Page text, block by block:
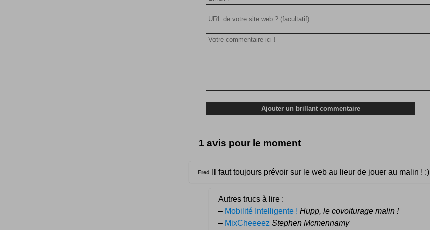
1 avis pour le moment
Fred Il faut toujours prévoir sur le web au lieur de jouer au malin ! :)
Autres trucs à lire :
– Mobilité Intelligente ! Hupp, le covoiturage malin !
– MixCheeeez Stephen Mcmennamy